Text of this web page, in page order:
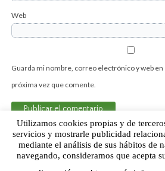
Web
Guarda mi nombre, correo electrónico y web en
próxima vez que comente.
Sobre Humor Fútbol Club |
Utilizamos cookies propias y de
servicios y mostrarle publicidad
mediante el análisis de sus hábitos de
navegando, consideramos que acepta